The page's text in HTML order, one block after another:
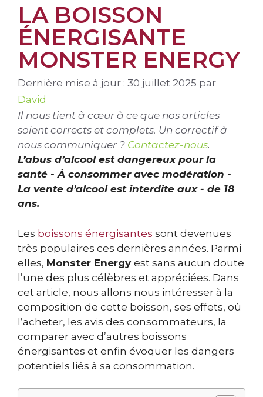
LA BOISSON
ÉNERGISANTE
MONSTER ENERGY
Dernière mise à jour : 30 juillet 2025 par
David
Il nous tient à cœur à ce que nos articles
soient corrects et complets. Un correctif à
nous communiquer ? Contactez-nous.
L’abus d’alcool est dangereux pour la
santé - À consommer avec modération -
La vente d’alcool est interdite aux - de 18
ans.
Les boissons énergisantes sont devenues
très populaires ces dernières années. Parmi
elles, Monster Energy est sans aucun doute
l’une des plus célèbres et appréciées. Dans
cet article, nous allons nous intéresser à la
composition de cette boisson, ses effets, où
l’acheter, les avis des consommateurs, la
comparer avec d’autres boissons
énergisantes et enfin évoquer les dangers
potentiels liés à sa consommation.